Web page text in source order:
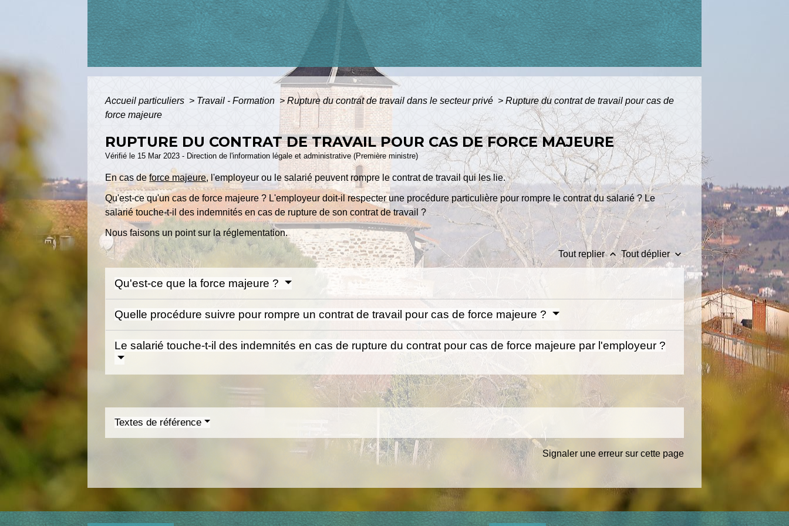
Accueil particuliers > Travail - Formation > Rupture du contrat de travail dans le secteur privé > Rupture du contrat de travail pour cas de
force majeure
RUPTURE DU CONTRAT DE TRAVAIL POUR CAS DE FORCE MAJEURE
Vérifié le 15 Mar 2023 - Direction de l'information légale et administrative (Première ministre)
En cas deforce majeure, l'employeur ou le salarié peuvent rompre le contrat de travail qui les lie.
Qu'est-ce qu'un cas de force majeure ? L'employeur doit-il respecter une procédure particulière pour rompre le contrat du salarié ? Le
salarié touche-t-il des indemnités en cas de rupture de son contrat de travail ?
Nous faisons un point sur la réglementation.
Tout replierkeyboard_arrow_up Tout déplierkeyboard_arrow_down
Qu'est-ce que la force majeure ?
Quelle procédure suivre pour rompre un contrat de travail pour cas de force majeure ?
Le salarié touche-t-il des indemnités en cas de rupture du contrat pour cas de force majeure par l'employeur ?
Textes de référence
Signaler une erreur sur cette page